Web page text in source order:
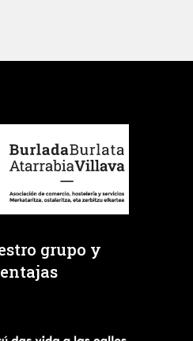
grupo y